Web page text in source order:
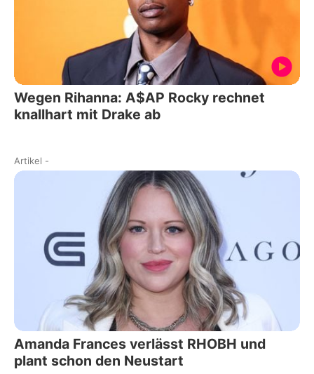
Wegen Rihanna: A$AP Rocky rechnet
knallhart mit Drake ab
Artikel -
Amanda Frances verlässt RHOBH und
plant schon den Neustart